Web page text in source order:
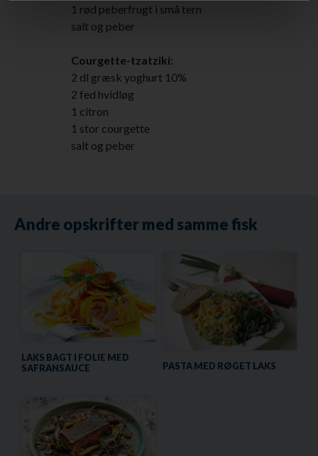
1 rød peberfrugt i små tern
salt og peber
Courgette-tzatziki:
2 dl græsk yoghurt 10%
2 fed hvidløg
1 citron
1 stor courgette
salt og peber
Andre opskrifter med samme fisk
LAKS BAGT I FOLIE MED
SAFRANSAUCE
PASTA MED RØGET LAKS